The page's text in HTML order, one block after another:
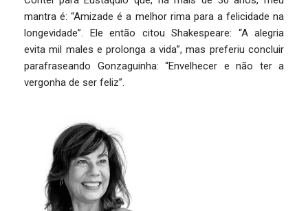
mantra é: “Amizade é a melhor rima para a felicidade na
longevidade”. Ele então citou Shakespeare: “A alegria
evita mil males e prolonga a vida”, mas preferiu concluir
parafraseando Gonzaguinha: “Envelhecer e não ter a
vergonha de ser feliz”.